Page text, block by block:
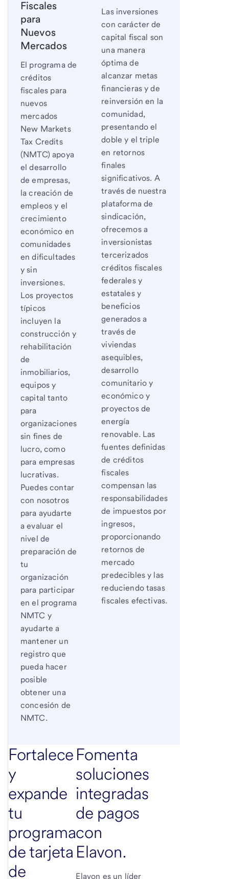
Fiscales
para
Nuevos
Mercados
El programa de
créditos
fiscales para
nuevos
mercados
New Markets
Tax Credits
(NMTC) apoya
el desarrollo
de empresas,
la creación de
empleos y el
crecimiento
económico en
comunidades
en dificultades
y sin
inversiones.
Los proyectos
típicos
incluyen la
construcción y
rehabilitación
de
inmobiliarios,
equipos y
capital tanto
para
organizaciones
sin fines de
lucro, como
para empresas
lucrativas.
Puedes contar
con nosotros
para ayudarte
a evaluar el
nivel de
preparación de
tu
organización
para participar
en el programa
NMTC y
ayudarte a
mantener un
registro que
pueda hacer
posible
obtener una
concesión de
NMTC.
Las inversiones
con carácter de
capital fiscal son
una manera
óptima de
alcanzar metas
financieras y de
reinversión en la
comunidad,
presentando el
doble y el triple
en retornos
finales
significativos. A
través de nuestra
plataforma de
sindicación,
ofrecemos a
inversionistas
tercerizados
créditos fiscales
federales y
estatales y
beneficios
generados a
través de
viviendas
asequibles,
desarrollo
comunitario y
económico y
proyectos de
energía
renovable. Las
fuentes definidas
de créditos
fiscales
compensan las
responsabilidades
de impuestos por
ingresos,
proporcionando
retornos de
mercado
predecibles y las
reduciendo tasas
fiscales efectivas.
Fortalece
y
expande
tu
programa
de tarjeta
de
Fomenta
soluciones
integradas
de pagos
con
Elavon.
Elavon es un líder